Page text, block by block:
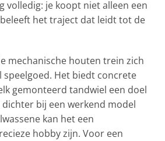
volledig: je koopt niet alleen een
het traject dat leidt tot de
mechanische houten trein zich
Het biedt concrete
gemonteerd tandwiel een doel
bij een werkend model
kan het een
hobby zijn. Voor een